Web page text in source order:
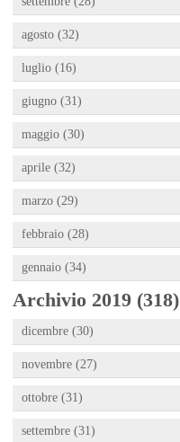
agosto (32)
luglio (16)
giugno (31)
maggio (30)
aprile (32)
marzo (29)
febbraio (28)
gennaio (34)
Archivio 2019 (318)
dicembre (30)
novembre (27)
ottobre (31)
settembre (31)